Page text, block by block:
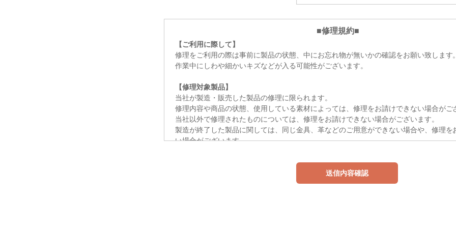
■修理規約■
【ご利用に際して】
修理をご利用の際は事前に製品の状態、中にお忘れ物が無いかの確認をお願い致します。
作業中にしわや細かいキズなどが入る可能性がございます。
【修理対象製品】
当社が製造・販売した製品の修理に限られます。
修理内容や商品の状態、使用している素材によっては、修理をお請けできない場合がご
当社以外で修理されたものについては、修理をお請けできない場合がございます。
製造が終了した製品に関しては、同じ金具、革などのご用意ができない場合や、修理を
い場合がございます。
メールでのお見積りは、概算であり、修理依頼品をお送りいただいた後、